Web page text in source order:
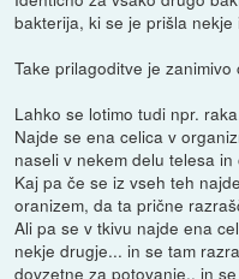
bakterija, ki se je prišla
Take prilagoditve je
Lahko se lotimo tudi npr.
Najde se ena celica v
naseli v nekem delu telesa
Kaj pa če se iz vseh teh
oranizem, da ta prične
Ali pa se v tkivu najde ena
nekje drugje... in se tam
dovzetne za potovanje.. in